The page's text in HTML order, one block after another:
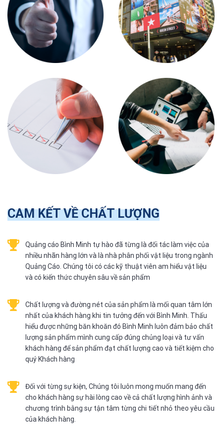
CAM KẾT VỀ CHẤT LƯỢNG
Quảng cáo Bình Minh tự hào đã từng là đối tác làm việc của
nhiều nhãn hàng lớn và là nhà phân phối vật liệu trong ngành
Quảng Cáo. Chúng tôi có các kỹ thuật viên am hiểu vật liệu
và có kiến thức chuyên sâu về sản phẩm
Chất lượng và đường nét của sản phẩm là mối quan tâm lớn
nhất của khách hàng khi tin tưởng đến với Bình Minh. Thấu
hiểu được những băn khoăn đó Bình Minh luôn đảm bảo chất
lượng sản phẩm mình cung cấp đúng chủng loại và tư vấn
khách hàng để sản phẩm đạt chất lượng cao và tiết kiệm cho
quý Khách hàng
Đối với từng sự kiện, Chúng tôi luôn mong muốn mang đến
cho khách hàng sự hài lòng cao về cả chất lượng hình ảnh và
chương trình bằng sự tận tâm từng chi tiết nhỏ theo yêu cầu
của khách hàng.